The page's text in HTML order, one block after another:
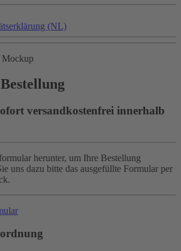
(NL)
Bestellung
versandkostenfrei innerhalb
herunter, um Ihre Bestellung
uns dazu bitte das ausgefüllte Formular per